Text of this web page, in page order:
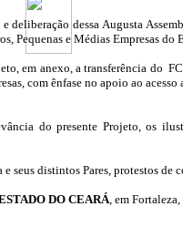
e deliberação dessa Augusta
Pequenas e Médias Empresas do
em anexo, a transferência do
com ênfase no apoio ao
do presente Projeto, os
seus distintos Pares, protestos de
DO CEARÁ, em Fortaleza,